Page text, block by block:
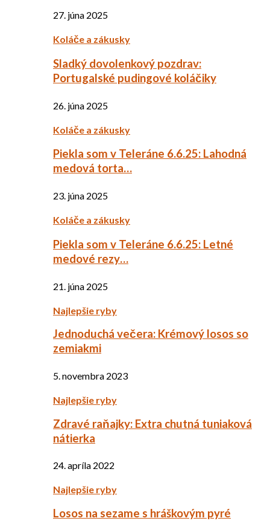
27. júna 2025
Koláče a zákusky
Sladký dovolenkový pozdrav:
Portugalské pudingové koláčiky
26. júna 2025
Koláče a zákusky
Piekla som v Teleráne 6.6.25: Lahodná
medová torta…
23. júna 2025
Koláče a zákusky
Piekla som v Teleráne 6.6.25: Letné
medové rezy…
21. júna 2025
Najlepšie ryby
Jednoduchá večera: Krémový losos so
zemiakmi
5. novembra 2023
Najlepšie ryby
Zdravé raňajky: Extra chutná tuniaková
nátierka
24. apríla 2022
Najlepšie ryby
Losos na sezame s hráškovým pyré